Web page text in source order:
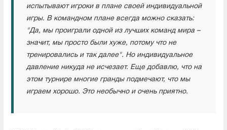
испытывают игроки в плане своей индивидуальной
игры. В командном плане всегда можно сказать:
"Да, мы проиграли одной из лучших команд мира –
значит, мы просто были хуже, потому что не
тренировались и так далее". Но индивидуальное
давление никуда не исчезает. Еще добавлю, что на
этом турнире многие гранды подмечают, что мы
играем хорошо. Это необычно и очень приятно.